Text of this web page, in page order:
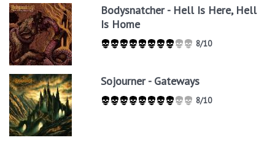
Bodysnatcher - Hell Is Here, Hell
Is Home
8/10
Sojourner - Gateways
8/10